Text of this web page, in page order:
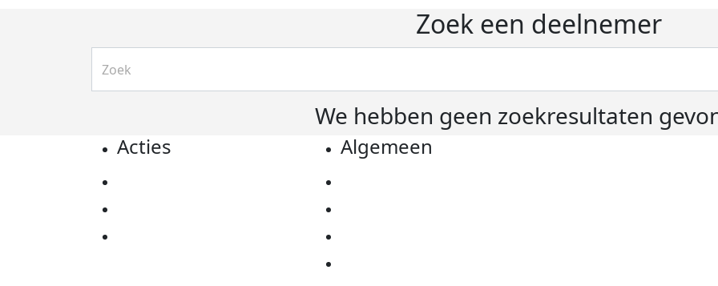
Zoek een deelnemer
We hebben geen zoekresultaten
Acties Algemeen